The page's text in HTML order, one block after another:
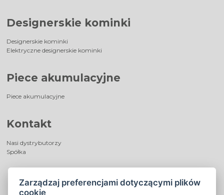
Designerskie kominki
Designerskie kominki
Elektryczne designerskie kominki
Piece akumulacyjne
Piece akumulacyjne
Kontakt
Nasi dystrybutorzy
Spółka
Zarządzaj preferencjami dotyczącymi plików
cookie